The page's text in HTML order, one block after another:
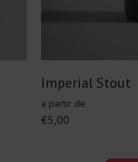
Imperial Stout
a partir de
€5,00